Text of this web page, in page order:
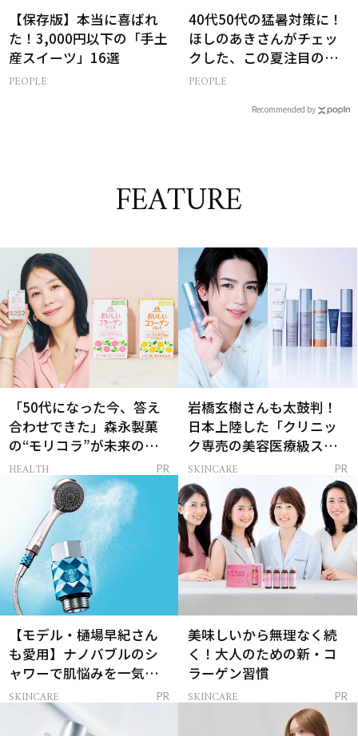
【保存版】本当に喜ばれ
た！3,000円以下の「手土
産スイーツ」16選
PEOPLE
40代50代の猛暑対策に！
ほしのあきさんがチェッ
クした、この夏注目の暑
さ対策グッズ3選
PEOPLE
Recommended by
FEATURE
「50代になった今、答え
合わせできた」森永製菓
の“モリコラ”が未来のキ
レイを連れてくる！
HEALTH PR
岩橋玄樹さんも太鼓判！
日本上陸した「クリニッ
ク専売の美容医療級スキ
ンケア」
SKINCARE PR
【モデル・樋場早紀さん
も愛用】ナノバブルのシ
ャワーで肌悩みを一気に
解決
SKINCARE PR
美味しいから無理なく続
く！大人のための新・コ
ラーゲン習慣
SKINCARE PR